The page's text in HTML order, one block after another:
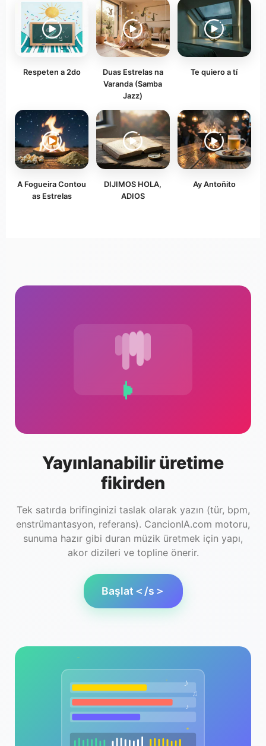
Respeten a 2do
Duas Estrelas na
Varanda (Samba
Jazz)
Te quiero a tí
A Fogueira Contou
as Estrelas
DIJIMOS HOLA,
ADIOS
Ay Antoñito
Yayınlanabilir üretime
fikirden
Tek satırda brifinginizi taslak olarak yazın (tür, bpm,
enstrümantasyon, referans). CancionIA.com motoru,
sunuma hazır gibi duran müzik üretmek için yapı,
akor dizileri ve topline önerir.
Başlat＜/s＞
♪
♫
♪